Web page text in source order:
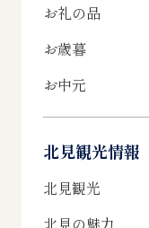
お礼の品
お歳暮
お中元
北見観光情報
北見観光
北見の魅力